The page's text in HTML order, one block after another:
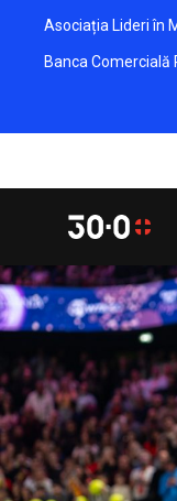
Asociația Lideri în
Banca Comercială